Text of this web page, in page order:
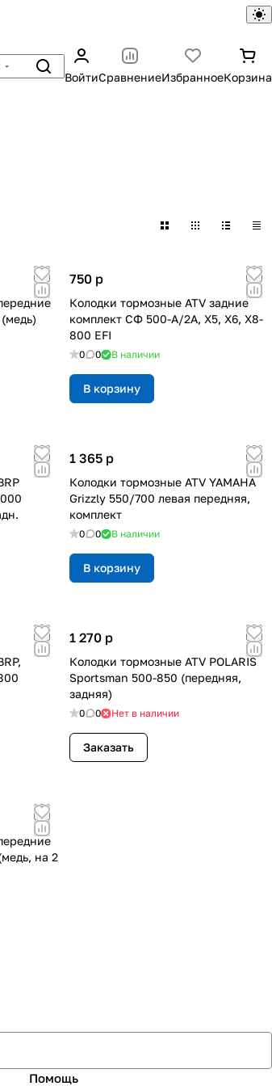
ВойтиСравнениеИзбранноеКорзина
750 p
Колодки тормозные ATV задние
комплект СФ 500-A/2A, X5, X6, X8-
800 EFI
0 0 В наличии
В корзину
1 365 p
Колодки тормозные ATV YAMAHA
Grizzly 550/700 левая передняя,
комплект
0 0 В наличии
В корзину
1 270 p
Колодки тормозные ATV POLARIS
Sportsman 500-850 (передняя,
задняя)
0 0 Нет в наличии
Заказать
на 2
Помощь